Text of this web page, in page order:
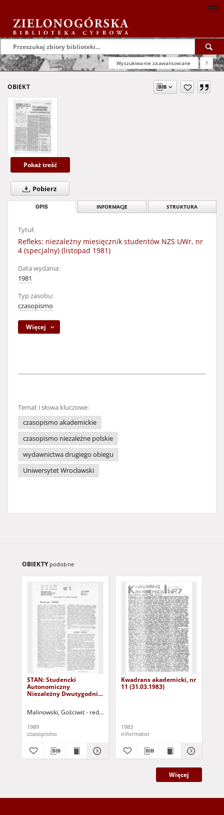
Wyszukiwanie zaawansowane ?
OBIEKT
Pokaż treść
Pobierz
OPIS INFORMACJE STRUKTURA
Tytuł:
Refleks: niezależny miesięcznik studentów NZS UWr, nr
4 (specjalny) (listopad 1981)
Data wydania:
1981
Typ zasobu:
czasopismo
Więcej
Temat i słowa kluczowe:
czasopismo akademickie
czasopismo niezależne polskie
wydawnictwa drugiego obiegu
Uniwersytet Wrocławski
OBIEKTY podobne
STAN: Studencki
Autonomiczny
Niezależny Dwutygodnik
Malinowski, Gościwit - red.
1989
czasopismo
Kwadrans akademicki, nr
11 (31.03.1983)
1983
informator
Więcej